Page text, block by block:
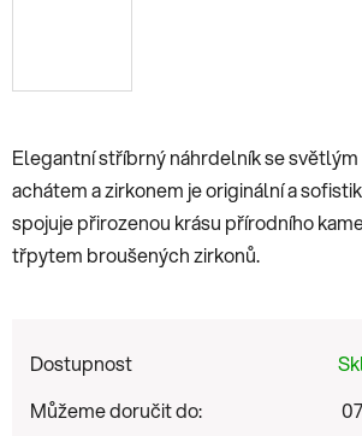
Elegantní stříbrný náhrdelník se
achátem a zirkonem je originální a
spojuje přirozenou krásu přírodního
třpytem broušených zirkonů.
Dostupnost
Můžeme doručit do: